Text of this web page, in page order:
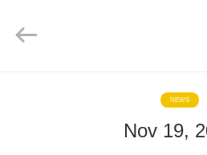
PRODUKTE
Ltd..
NEWS
Nov 19,